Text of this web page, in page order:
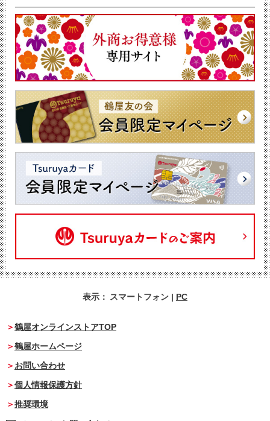
表示： スマートフォン | PC
鶴屋オンラインストアTOP
鶴屋ホームページ
お問い合わせ
個人情報保護方針
推奨環境